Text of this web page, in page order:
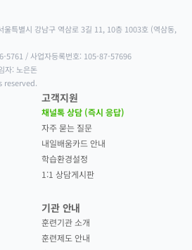
울특별시 강남구 역삼로 3길 11, 10층 1003호 (역삼동,
5761 / 사업자등록번호: 105-87-57696
자: 노은돈
reserved.
고객지원
채널톡 상담 (즉시 응답)
자주 묻는 질문
내일배움카드 안내
학습환경설정
1:1 상담게시판
기관 안내
훈련기관 소개
훈련제도 안내